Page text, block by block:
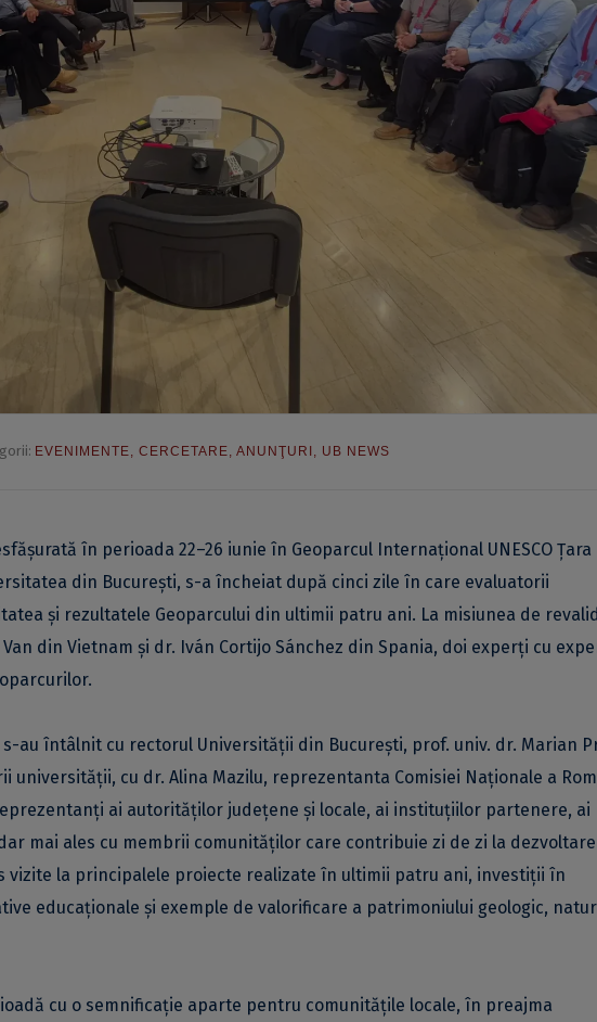
EVENIMENTE CERCETARE ANUNŢURI UB NEWS
în perioada 22–26 iunie în Geoparcul Internațional UNESCO Țara
din București, s-a încheiat după cinci zile în care evaluatorii
și rezultatele Geoparcului din ultimii patru ani. La misiunea de
din Vietnam și dr. Iván Cortijo Sánchez din Spania, doi experți cu
au întâlnit cu rectorul Universității din București, prof. univ. dr. Marian
universității, cu dr. Alina Mazilu, reprezentanta Comisiei Naționale a
ai autorităților județene și locale, ai instituțiilor partenere, ai
mai ales cu membrii comunităților care contribuie zi de zi la
vizite la principalele proiecte realizate în ultimii patru ani, investiții în
educaționale și exemple de valorificare a patrimoniului geologic,
cu o semnificație aparte pentru comunitățile locale, în preajma